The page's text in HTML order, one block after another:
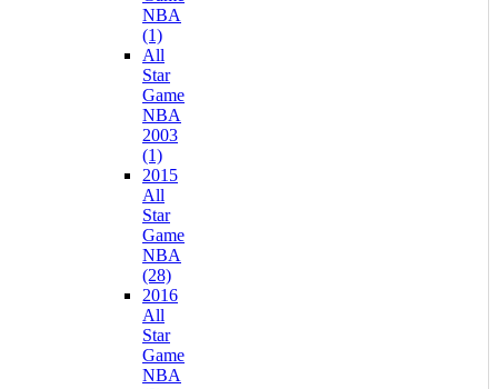
NBA
(1)
All
Star
Game
NBA
2003
(1)
2015
All
Star
Game
NBA
(28)
2016
All
Star
Game
NBA